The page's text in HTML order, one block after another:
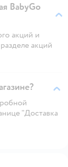
BabyGo
акций и
акций
"Доставка